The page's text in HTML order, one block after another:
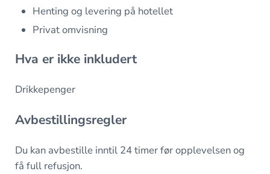
Henting og levering på hotellet
Privat omvisning
Hva er ikke inkludert
Drikkepenger
Avbestillingsregler
Du kan avbestille inntil 24 timer før opplevelsen og
få full refusjon.